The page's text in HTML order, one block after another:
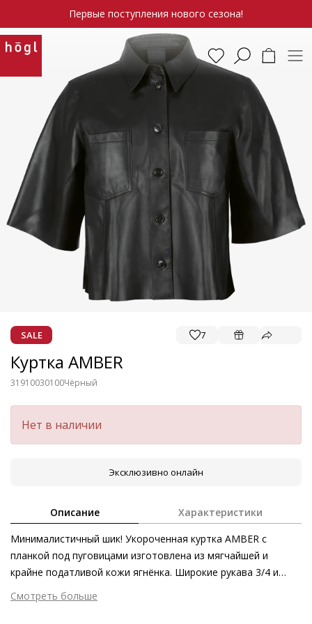
Первые поступления нового сезона!
SALE 7
Куртка AMBER
31910030100Чёрный
Нет в наличии
Эксклюзивно онлайн
Описание Характеристики
Минималистичный шик! Укороченная куртка AMBER с
планкой под пуговицами изготовлена из мягчайшей и
крайне податливой кожи ягнёнка. Широкие рукава 3/4 и
слегка приспущенные плечи придают этой элегантной
модели, которую также можно носить в расстёгнутом виде
Смотреть больше